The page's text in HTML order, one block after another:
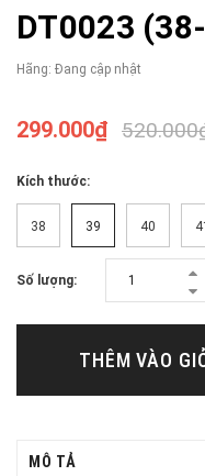
DT0023
Hãng: Đang cập nhật
299.000₫
Kích thước:
38 39 40
Số lượng:
THÊM VÀO
MÔ TẢ